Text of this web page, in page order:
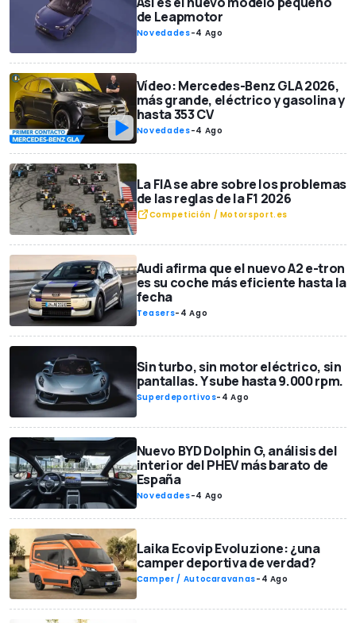
de Leapmotor
Novedades-4 Ago
Vídeo: Mercedes-Benz GLA 2026,
más grande, eléctrico y gasolina y
hasta 353 CV
Novedades-4 Ago
La FIA se abre sobre los problemas
de las reglas de la F1 2026
Competición / Motorsport.es
Audi afirma que el nuevo A2 e-tron
es su coche más eficiente hasta la
fecha
Teasers- 4 Ago
Sin turbo, sin motor eléctrico, sin
pantallas. Y sube hasta 9.000 rpm.
Superdeportivos- 4 Ago
Nuevo BYD Dolphin G, análisis del
interior del PHEV más barato de
España
Novedades-4 Ago
Laika Ecovip Evoluzione: ¿una
camper deportiva de verdad?
Camper / Autocaravanas- 4 Ago